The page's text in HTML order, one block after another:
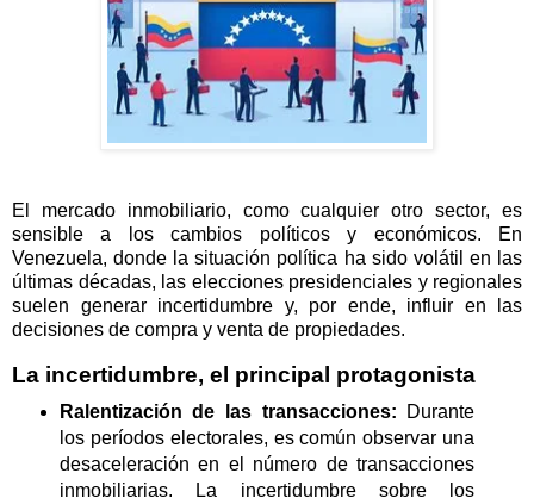
El mercado inmobiliario, como cualquier otro sector, es
sensible a los cambios políticos y económicos. En
Venezuela, donde la situación política ha sido volátil en las
últimas décadas, las elecciones presidenciales y regionales
suelen generar incertidumbre y, por ende, influir en las
decisiones de compra y venta de propiedades.
La incertidumbre, el principal protagonista
Ralentización de las transacciones: Durante
los períodos electorales, es común observar una
desaceleración en el número de transacciones
inmobiliarias. La incertidumbre sobre los